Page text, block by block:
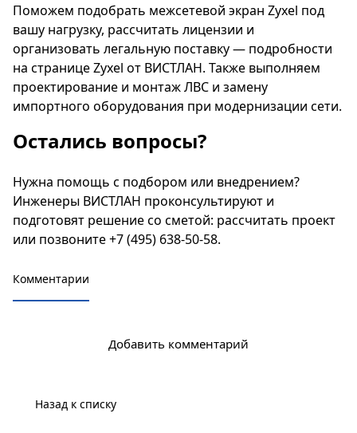
Поможем подобрать межсетевой экран Zyxel под
вашу нагрузку, рассчитать лицензии и
организовать легальную поставку — подробности
на страницеZyxel от ВИСТЛАН. Также выполняем
проектирование и монтаж ЛВС и замену
импортного оборудования при модернизации сети.
Остались вопросы?
Нужна помощь с подбором или внедрением?
Инженеры ВИСТЛАН проконсультируют и
подготовят решение со сметой: рассчитать проект
или позвоните+7 (495) 638-50-58.
Комментарии
Добавить комментарий
Назад к списку